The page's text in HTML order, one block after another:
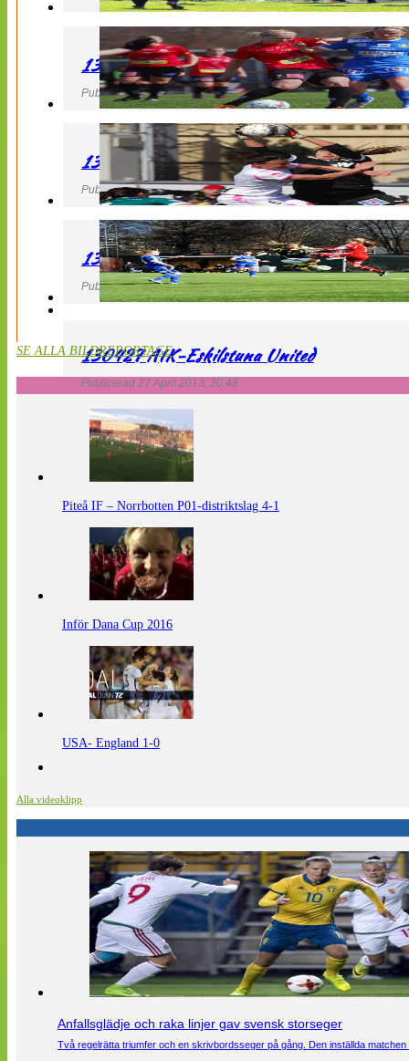
130427 LB 07 – QBIK
Publicerad 27 April 2013, 22:40
130427 IF Limhamn Bunkeflo – QBIK
Publicerad 27 April 2013, 21:10
130427 LdB FC Malmö – Mallbackens IF
Publicerad 27 April 2013, 20:54
130427 AIK-Eskilstuna United
Publicerad 27 April 2013, 20:48
SE ALLA BILDREPORTAGE
Piteå IF – Norrbotten P01-distriktslag 4-1
Inför Dana Cup 2016
USA- England 1-0
Alla videoklipp
Anfallsglädje och raka linjer gav svensk storseger
Två regelrätta triumfer och en skrivbordsseger på gång. Den inställda